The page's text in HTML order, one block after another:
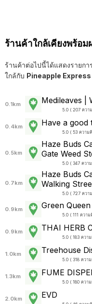
ร้านค้าใกล้เคียงพร้อ
ร้านค้าต่อไปนี้ได้แสดงรายก
ใกล้กับ Pineapple Express
0.1km Medileaves |
5.0 ( 207 ควา
0.4km Have a good
5.0 ( 53 ความ
0.5km
Haze Buds
Gate Weed
5.0 ( 347 ควา
0.7km
Haze Buds
Walking
5.0 ( 727 ควา
0.9km Green
5.0 ( 111 ความ
0.9km THAI HERB
5.0 ( 183 ควา
1.0km Treehouse
5.0 ( 318 ควา
1.3km FUME
5.0 ( 180 ควา
2.0km EVD